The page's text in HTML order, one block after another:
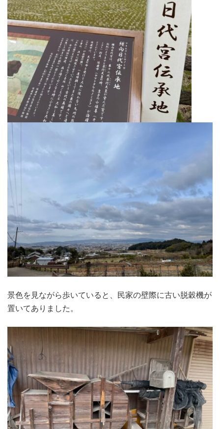
景色を見ながら歩いていると、民家の壁際に古い脱穀機が
置いてありました。